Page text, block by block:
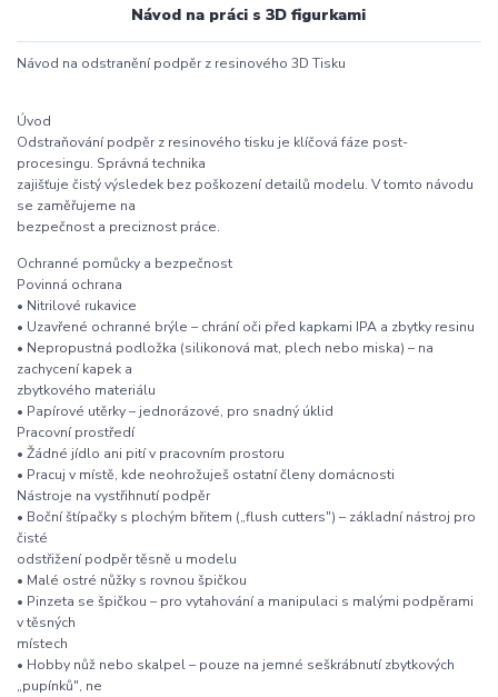
Návod na práci s 3D figurkami
Návod na odstranění podpěr z resinového 3D Tisku
Úvod
Odstraňování podpěr z resinového tisku je klíčová fáze post-
procesingu. Správná technika
zajišťuje čistý výsledek bez poškození detailů modelu. V tomto návodu
se zaměřujeme na
bezpečnost a preciznost práce.
Ochranné pomůcky a bezpečnost
Povinná ochrana
• Nitrilové rukavice
• Uzavřené ochranné brýle – chrání oči před kapkami IPA a zbytky resinu
• Nepropustná podložka (silikonová mat, plech nebo miska) – na
zachycení kapek a
zbytkového materiálu
• Papírové utěrky – jednorázové, pro snadný úklid
Pracovní prostředí
• Žádné jídlo ani pití v pracovním prostoru
• Pracuj v místě, kde neohrožuješ ostatní členy domácnosti
Nástroje na vystřihnutí podpěr
• Boční štípačky s plochým břitem („flush cutters") – základní nástroj pro
čisté
odstřižení podpěr těsně u modelu
• Malé ostré nůžky s rovnou špičkou
• Pinzeta se špičkou – pro vytahování a manipulaci s malými podpěrami
v těsných
místech
• Hobby nůž nebo skalpel – pouze na jemné seškrábnutí zbytkových
„pupínků", ne